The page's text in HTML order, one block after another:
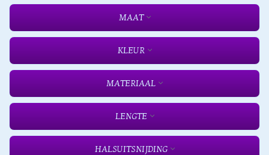
MAAT
KLEUR
MATERIAAL
LENGTE
HALSUITSNIJDING